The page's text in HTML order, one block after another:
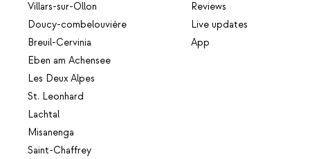
Villars-sur-Ollon
Doucy-combelouvière
Breuil-Cervinia
Eben am Achensee
Les Deux Alpes
St. Leonhard
Lachtal
Misanenga
Saint-Chaffrey
Reviews
Live updates
App